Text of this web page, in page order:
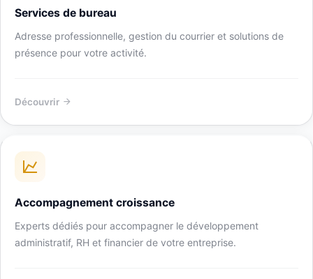
Services de bureau
Adresse professionnelle, gestion du courrier et solutions de
présence pour votre activité.
Découvrir
Accompagnement croissance
Experts dédiés pour accompagner le développement
administratif, RH et financier de votre entreprise.